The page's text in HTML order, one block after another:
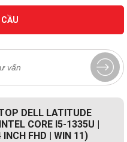
CẦU
DELL LATITUDE
CORE I5-1335U |
FHD | WIN 11)